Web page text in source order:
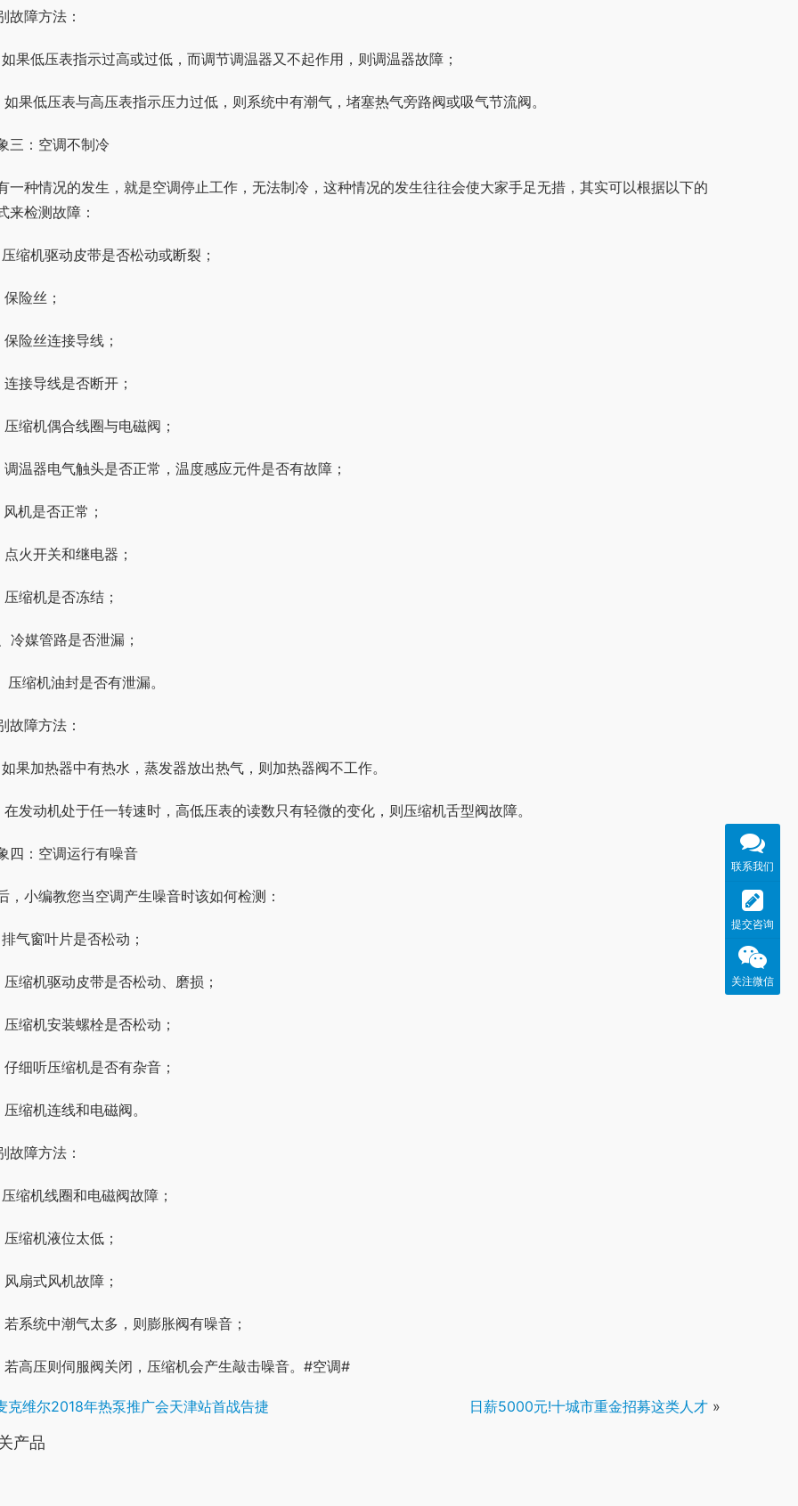
故障方法：
如果低压表指示过高或过低，而调节调温器又不起作用，则调温器故障；
如果低压表与高压表指示压力过低，则系统中有潮气，堵塞热气旁路阀或吸气节流阀。
三：空调不制冷
一种情况的发生，就是空调停止工作，无法制冷，这种情况的发生往往会使大家手足无措，其实可以根据以下的
来检测故障：
压缩机驱动皮带是否松动或断裂；
险丝；
保险丝连接导线；
连接导线是否断开；
压缩机偶合线圈与电磁阀；
调温器电气触头是否正常，温度感应元件是否有故障；
机是否正常；
点火开关和继电器；
压缩机是否冻结；
冷媒管路是否泄漏；
压缩机油封是否有泄漏。
故障方法：
如果加热器中有热水，蒸发器放出热气，则加热器阀不工作。
在发动机处于任一转速时，高低压表的读数只有轻微的变化，则压缩机舌型阀故障。
四：空调运行有噪音
，小编教您当空调产生噪音时该如何检测：
气窗叶片是否松动；
压缩机驱动皮带是否松动、磨损；
压缩机安装螺栓是否松动；
仔细听压缩机是否有杂音；
缩机连线和电磁阀。
故障方法：
压缩机线圈和电磁阀故障；
压缩机液位太低；
风扇式风机故障；
若系统中潮气太多，则膨胀阀有噪音；
若高压则伺服阀关闭，压缩机会产生敲击噪音。#空调#
克维尔2018年热泵推广会天津站首战告捷 日薪5000元!十城市重金招募这类人才 »
产品
联系我们
提交咨询
关注微信